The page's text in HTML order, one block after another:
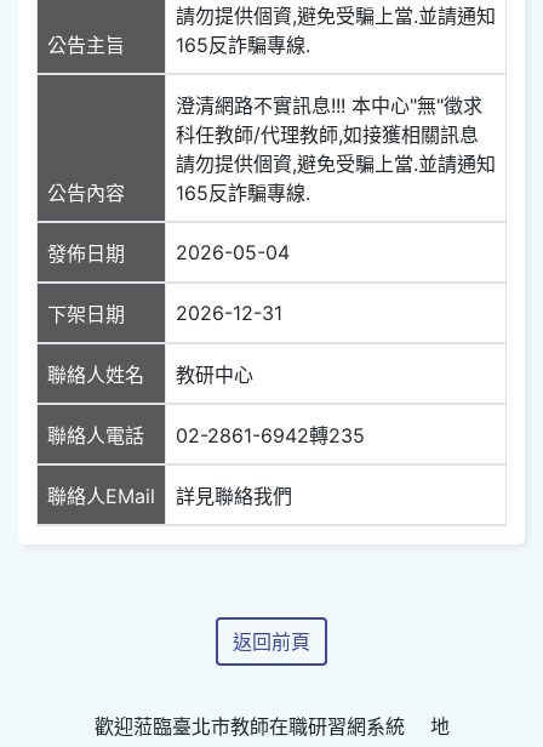
公告主旨
請勿提供個資,避免受騙上當.並請通知
165反詐騙專線.
公告內容
澄清網路不實訊息!!! 本中心"無"徵求
科任教師/代理教師,如接獲相關訊息
請勿提供個資,避免受騙上當.並請通知
165反詐騙專線.
發佈日期 2026-05-04
下架日期 2026-12-31
聯絡人姓名 教研中心
聯絡人電話 02-2861-6942轉235
聯絡人EMail 詳見聯絡我們
返回前頁
歡迎蒞臨臺北市教師在職研習網系統 地